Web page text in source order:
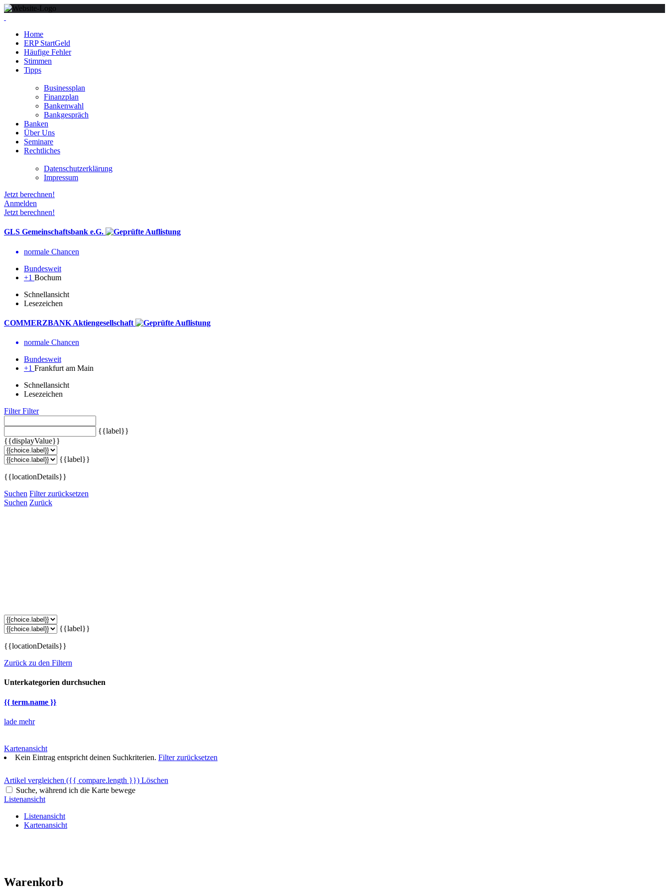
Home
ERP StartGeld
Häufige Fehler
Stimmen
Tipps
Businessplan
Finanzplan
Bankenwahl
Bankgespräch
Banken
Über Uns
Seminare
Rechtliches
Datenschutzerklärung
Impressum
Jetzt berechnen!
Anmelden
Jetzt berechnen!
GLS Gemeinschaftsbank e.G.
normale Chancen
Bundesweit
+1 Bochum
Schnellansicht
Lesezeichen
COMMERZBANK Aktiengesellschaft
normale Chancen
Bundesweit
+1 Frankfurt am Main
Schnellansicht
Lesezeichen
FilterFilter
{{label}}
{{displayValue}}
{{label}}
{{locationDetails}}
Suchen Filter zurücksetzen
Suchen Zurück
{{label}}
{{locationDetails}}
Zurück zu den Filtern
Unterkategorien durchsuchen
{{ term.name }}
lade mehr
Kartenansicht
Kein Eintrag entspricht deinen Suchkriterien. Filter zurücksetzen
Artikel vergleichen ({{ compare.length }}) Löschen
Suche, während ich die Karte bewege
Listenansicht
Listenansicht
Kartenansicht
Warenkorb